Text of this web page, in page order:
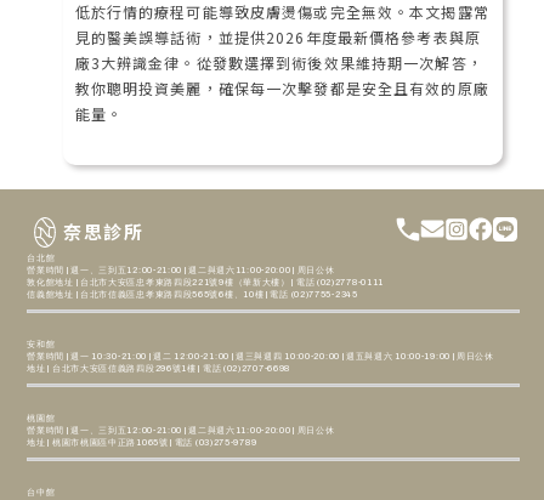
低於行情的療程可能導致皮膚燙傷或完全無效。本文揭露常
見的醫美誤導話術，並提供2026年度最新價格參考表與原
廠3大辨識金律。從發數選擇到術後效果維持期一次解答，
教你聰明投資美麗，確保每一次擊發都是安全且有效的原廠
能量。
奈思診所
台北館
營業時間 | 週一、三到五12:00-21:00 | 週二與週六11:00-20:00 | 周日公休
敦化館地址 | 台北市大安區忠孝東路四段221號9樓（華新大樓） | 電話 (02)2778-0111
信義館地址 | 台北市信義區忠孝東路四段565號6樓、10樓 | 電話 (02)7755-2345
安和館
營業時間 | 週一 10:30-21:00 | 週二 12:00-21:00 | 週三與週四 10:00-20:00 | 週五與週六 10:00-19:00 | 周日公休
地址 | 台北市大安區信義路四段296號1樓 | 電話 (02)2707-6698
桃園館
營業時間 | 週一、三到五12:00-21:00 | 週二與週六11:00-20:00 | 周日公休
地址 | 桃園市桃園區中正路1065號 | 電話 (03)275-9789
台中館